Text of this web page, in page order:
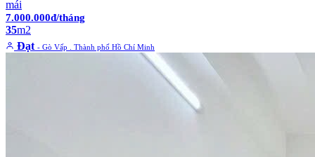
mái
7.000.000đ/tháng
35m2
Đạt - Gò Vấp . Thành phố Hồ Chí Minh